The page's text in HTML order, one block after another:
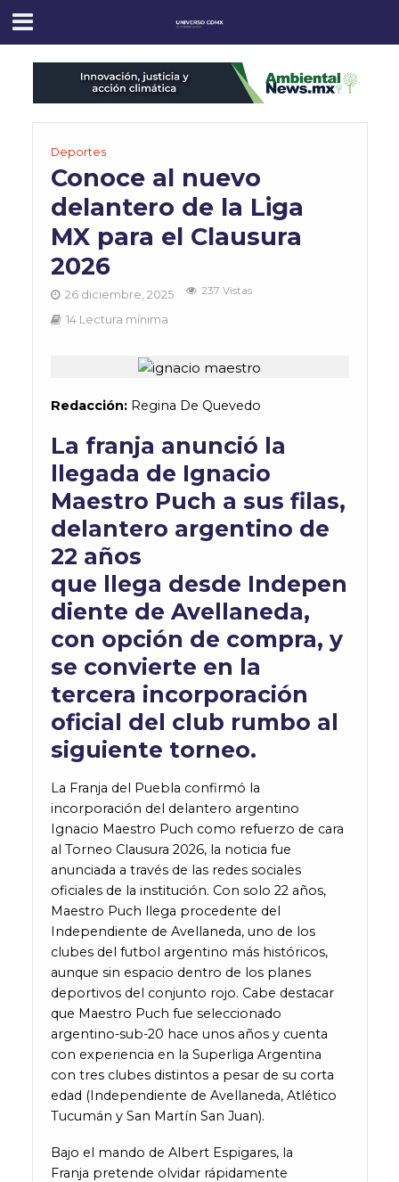
Deportes
Conoce al nuevo
delantero de la Liga
MX para el Clausura
2026
26 diciembre, 2025 237 Vistas
14 Lectura mínima
Redacción: Regina De Quevedo
La franja anunció la
llegada de Ignacio
Maestro Puch a sus filas,
delantero argentino de
22 años
que llega desde Indepen
diente de Avellaneda,
con opción de compra, y
se convierte en la
tercera incorporación
oficial del club rumbo al
siguiente torneo.
La Franja del Puebla confirmó la
incorporación del delantero argentino
Ignacio Maestro Puch como refuerzo de cara
al Torneo Clausura 2026, la noticia fue
anunciada a través de las redes sociales
oficiales de la institución. Con solo 22 años,
Maestro Puch llega procedente del
Independiente de Avellaneda, uno de los
clubes del futbol argentino más históricos,
aunque sin espacio dentro de los planes
deportivos del conjunto rojo. Cabe destacar
que Maestro Puch fue seleccionado
argentino-sub-20 hace unos años y cuenta
con experiencia en la Superliga Argentina
con tres clubes distintos a pesar de su corta
edad (Independiente de Avellaneda, Atlético
Tucumán y San Martín San Juan).
Bajo el mando de Albert Espigares, la
Franja pretende olvidar rápidamente